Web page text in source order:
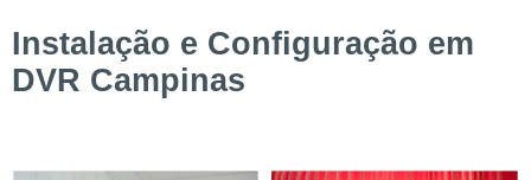
Instalação e Configuração em
DVR Campinas